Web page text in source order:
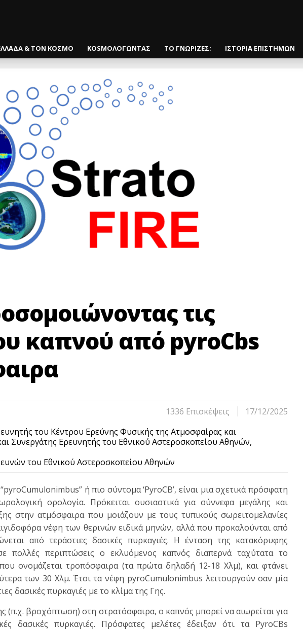
& ΤΟΝ ΚΟΣΜΟ KOSMOΛΟΓΩΝΤΑΣ ΤΟ ΓΝΩΡΙΖΕΣ; ΙΣΤΟΡΙΑ ΕΠΙΣΤΗΜΩΝ
τις
καπνού από pyroCbs
17/12/2025
1336 Eπισκέψεις
του Κέντρου Ερεύνης Φυσικής της Ατμοσφαίρας και
Συνεργάτης Ερευνητής του Εθνικού Αστεροσκοπείου Αθηνών,
του Εθνικού Αστεροσκοπείου Αθηνών
ή πιο σύντομα ‘PyroCB’, είναι μια σχετικά πρόσφατη
ορολογία. Πρόκειται ουσιαστικά για σύννεφα μεγάλης και
στην ατμόσφαιρα που μοιάζουν με τους τυπικούς σωρειτομελανίες
νέφη των θερινών ειδικά μηνών, αλλά που προκαλούνται από
από τεράστιες δασικές πυρκαγιές. Η ένταση της κατακόρυφης
πολλές περιπτώσεις ο εκλυόμενος καπνός διαπερνά ταχύτατα το
ονομάζεται τροπόσφαιρα (τα πρώτα δηλαδή 12-18 Χλμ), και φτάνει
των 30 Χλμ. Έτσι τα νέφη pyroCumulonimbus λειτουργούν σαν μία
δασικές πυρκαγιές με το κλίμα της Γης.
(π.χ. βροχόπτωση) στη στρατόσφαιρα, ο καπνός μπορεί να αιωρείται για
δασικές πυρκαγιές. Πρόσφατες μελέτες έδειξαν ότι τα PyroCBs